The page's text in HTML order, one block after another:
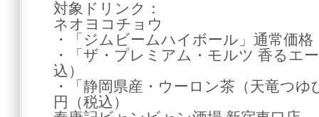
対象ドリンク：
ネオヨコチョウ
・「ジムビームハイボール」通常価格
・「ザ・プレミアム・モルツ 香るエ
込）
・「静岡県産・ウーロン茶（天竜つ
円（税込）